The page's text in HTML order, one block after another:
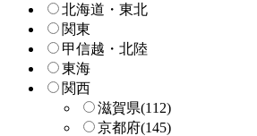
北海道・東北
関東
甲信越・北陸
東海
関西
滋賀県(112)
京都府(145)